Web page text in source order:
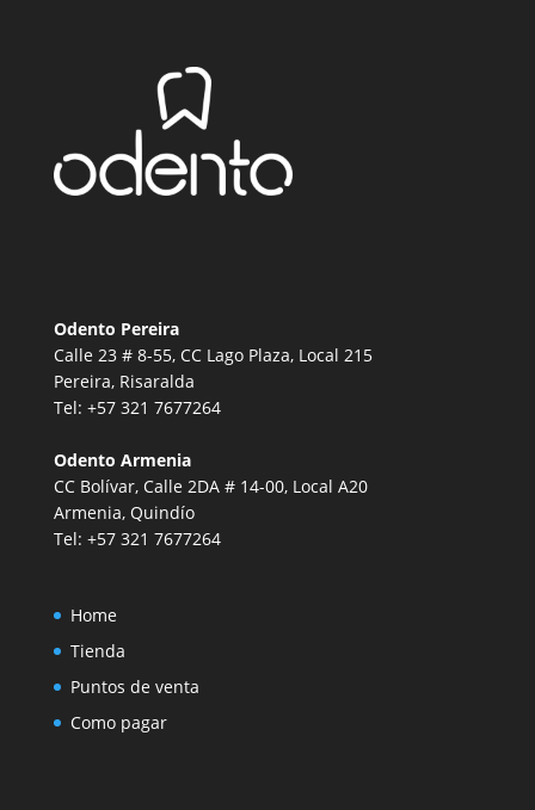
Odento Pereira
Calle 23 # 8-55, CC Lago Plaza, Local 215
Pereira, Risaralda
Tel: +57 321 7677264
Odento Armenia
CC Bolívar, Calle 2DA # 14-00, Local A20
Armenia, Quindío
Tel: +57 321 7677264
Home
Tienda
Puntos de venta
Como pagar